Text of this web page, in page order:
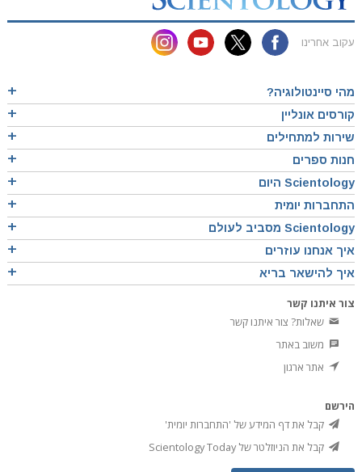
עקוב אחרינו
מהי סיינטולוגיה?
קורסים אונליין
שירות למתחילים
חנות ספרים
Scientology היום
התחברות יומית
Scientology מסביב לעולם
איך אנחנו עוזרים
איך להישאר בריא
צור איתנו קשר
שאלות? צור איתנו קשר
משוב באתר
אתר ארגון
הירשם
קבל את דף המידע של 'התחברות יומית'
קבל את הניוזלטר של Scientology Today